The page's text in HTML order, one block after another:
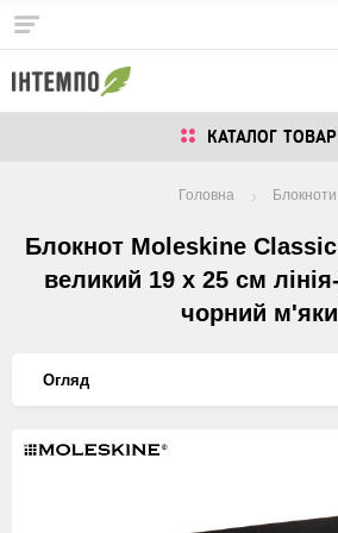
КАТАЛОГ
Головна Блокноти
Блокнот Moleskine
великий 19 х 25 см
чорний
Огляд
Изображения